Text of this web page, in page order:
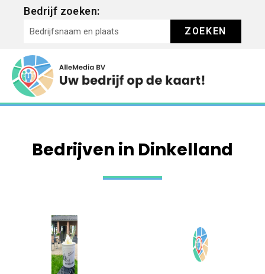
Bedrijf zoeken:
ZOEKEN
Bedrijven in Dinkelland